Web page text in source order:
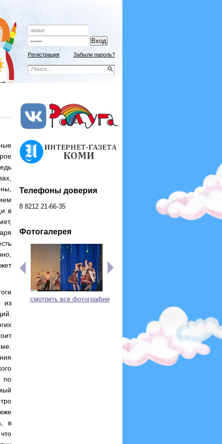
Регистрация Забыли пароль?
в
из
по
в
Телефоны доверия
8 8212 21-66-35
Фотогалерея
смотреть все фотографии